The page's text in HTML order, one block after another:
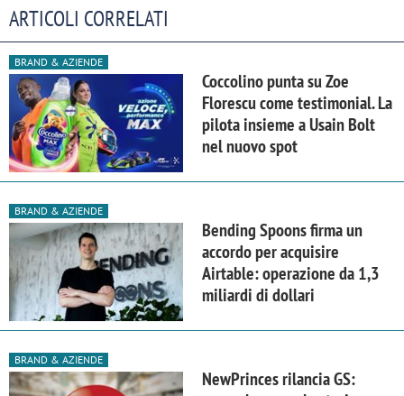
ARTICOLI CORRELATI
BRAND & AZIENDE
Coccolino punta su Zoe
Florescu come testimonial. La
pilota insieme a Usain Bolt
nel nuovo spot
BRAND & AZIENDE
Bending Spoons firma un
accordo per acquisire
Airtable: operazione da 1,3
miliardi di dollari
BRAND & AZIENDE
NewPrinces rilancia GS: